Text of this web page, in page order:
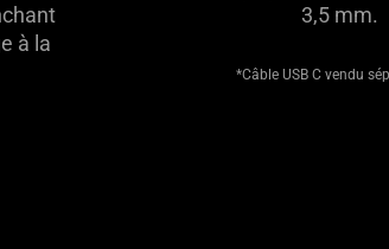
à la
3,5 mm.
*Câble USB C vendu